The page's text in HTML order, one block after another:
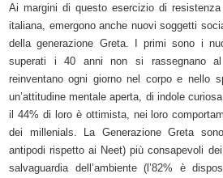
Ai margini di questo esercizio di
italiana, emergono anche nuovi soggetti
della generazione Greta. I primi sono i
superati i 40 anni non si rassegnano
reinventano ogni giorno nel corpo e nello
un’attitudine mentale aperta, di indole
il 44% di loro è ottimista, nei loro
dei millenials. La Generazione Greta
antipodi rispetto ai Neet) più consapevoli
salvaguardia dell’ambiente (l’82% è